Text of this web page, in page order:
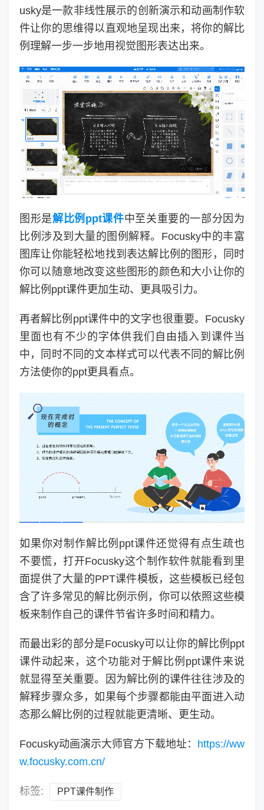
usky是一款非线性展示的创新演示和动画制作软
件让你的思维得以直观地呈现出来，将你的解比
例理解一步一步地用视觉图形表达出来。
图形是解比例ppt课件中至关重要的一部分因为
比例涉及到大量的图例解释。Focusky中的丰富
图库让你能轻松地找到表达解比例的图形，同时
你可以随意地改变这些图形的颜色和大小让你的
解比例ppt课件更加生动、更具吸引力。
再者解比例ppt课件中的文字也很重要。Focusky
里面也有不少的字体供我们自由插入到课件当
中，同时不同的文本样式可以代表不同的解比例
方法使你的ppt更具看点。
如果你对制作解比例ppt课件还觉得有点生疏也
不要慌，打开Focusky这个制作软件就能看到里
面提供了大量的PPT课件模板，这些模板已经包
含了许多常见的解比例示例，你可以依照这些模
板来制作自己的课件节省许多时间和精力。
而最出彩的部分是Focusky可以让你的解比例ppt
课件动起来，这个功能对于解比例ppt课件来说
就显得至关重要。因为解比例的课件往往涉及的
解释步骤众多，如果每个步骤都能由平面进入动
态那么解比例的过程就能更清晰、更生动。
Focusky动画演示大师官方下载地址： https://ww
w.focusky.com.cn/
标签: PPT课件制作